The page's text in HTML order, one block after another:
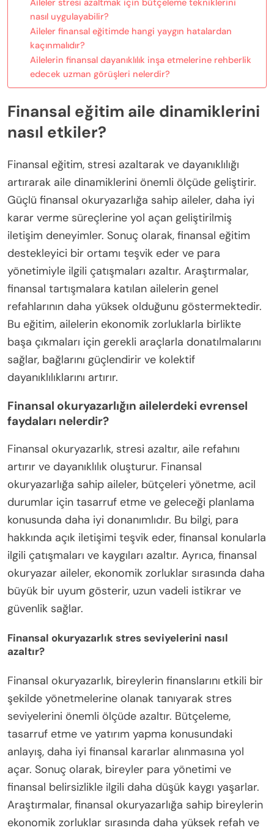
nasıl uygulayabilir?
Aileler finansal eğitimde hangi yaygın hatalardan
kaçınmalıdır?
Ailelerin finansal dayanıklılık inşa etmelerine rehberlik
edecek uzman görüşleri nelerdir?
Finansal eğitim aile dinamiklerini
nasıl etkiler?
Finansal eğitim, stresi azaltarak ve dayanıklılığı
artırarak aile dinamiklerini önemli ölçüde geliştirir.
Güçlü finansal okuryazarlığa sahip aileler, daha iyi
karar verme süreçlerine yol açan geliştirilmiş
iletişim deneyimler. Sonuç olarak, finansal eğitim
destekleyici bir ortamı teşvik eder ve para
yönetimiyle ilgili çatışmaları azaltır. Araştırmalar,
finansal tartışmalara katılan ailelerin genel
refahlarının daha yüksek olduğunu göstermektedir.
Bu eğitim, ailelerin ekonomik zorluklarla birlikte
başa çıkmaları için gerekli araçlarla donatılmalarını
sağlar, bağlarını güçlendirir ve kolektif
dayanıklılıklarını artırır.
Finansal okuryazarlığın ailelerdeki evrensel
faydaları nelerdir?
Finansal okuryazarlık, stresi azaltır, aile refahını
artırır ve dayanıklılık oluşturur. Finansal
okuryazarlığa sahip aileler, bütçeleri yönetme, acil
durumlar için tasarruf etme ve geleceği planlama
konusunda daha iyi donanımlıdır. Bu bilgi, para
hakkında açık iletişimi teşvik eder, finansal konularla
ilgili çatışmaları ve kaygıları azaltır. Ayrıca, finansal
okuryazar aileler, ekonomik zorluklar sırasında daha
büyük bir uyum gösterir, uzun vadeli istikrar ve
güvenlik sağlar.
Finansal okuryazarlık stres seviyelerini nasıl
azaltır?
Finansal okuryazarlık, bireylerin finanslarını etkili bir
şekilde yönetmelerine olanak tanıyarak stres
seviyelerini önemli ölçüde azaltır. Bütçeleme,
tasarruf etme ve yatırım yapma konusundaki
anlayış, daha iyi finansal kararlar alınmasına yol
açar. Sonuç olarak, bireyler para yönetimi ve
finansal belirsizlikle ilgili daha düşük kaygı yaşarlar.
Araştırmalar, finansal okuryazarlığa sahip bireylerin
ekonomik zorluklar sırasında daha yüksek refah ve